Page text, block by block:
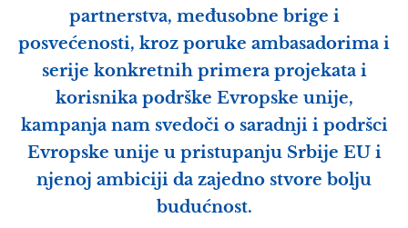
partnerstva, međusobne brige i
posvećenosti, kroz poruke ambasadorima i
serije konkretnih primera projekata i
korisnika podrške Evropske unije,
kampanja nam svedoči o saradnji i podršci
Evropske unije u pristupanju Srbije EU i
njenoj ambiciji da zajedno stvore bolju
budućnost.